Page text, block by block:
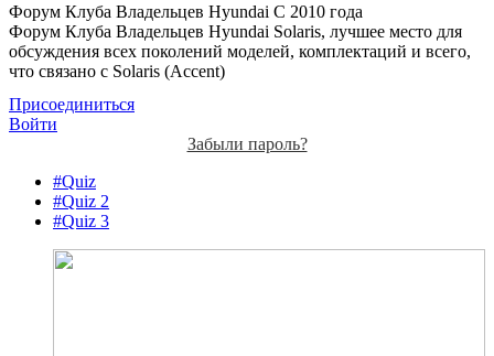
Форум Клуба Владельцев Hyundai С 2010 года
Форум Клуба Владельцев Hyundai Solaris, лучшее место для
обсуждения всех поколений моделей, комплектаций и всего,
что связано с Solaris (Accent)
Присоединиться
Войти
Забыли пароль?
#Quiz
#Quiz 2
#Quiz 3